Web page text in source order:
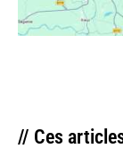
// Ces